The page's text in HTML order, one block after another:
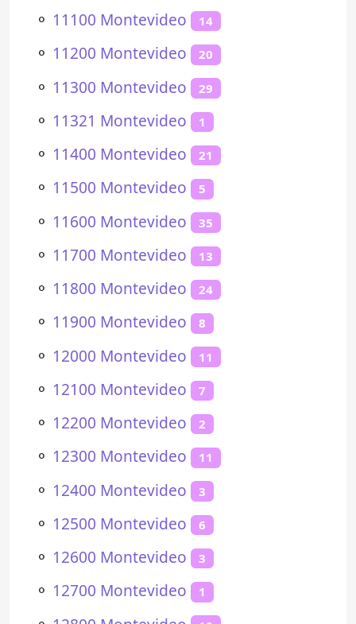
⚬ 11100 Montevideo 14
⚬ 11200 Montevideo 20
⚬ 11300 Montevideo 29
⚬ 11321 Montevideo 1
⚬ 11400 Montevideo 21
⚬ 11500 Montevideo 5
⚬ 11600 Montevideo 35
⚬ 11700 Montevideo 13
⚬ 11800 Montevideo 24
⚬ 11900 Montevideo 8
⚬ 12000 Montevideo 11
⚬ 12100 Montevideo 7
⚬ 12200 Montevideo 2
⚬ 12300 Montevideo 11
⚬ 12400 Montevideo 3
⚬ 12500 Montevideo 6
⚬ 12600 Montevideo 3
⚬ 12700 Montevideo 1